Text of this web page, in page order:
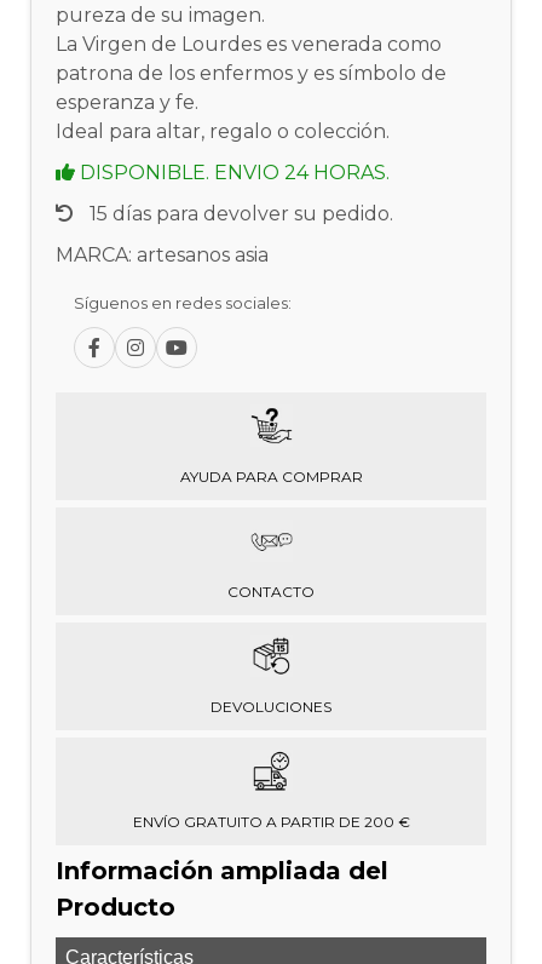
pureza de su imagen.
La Virgen de Lourdes es venerada como
patrona de los enfermos y es símbolo de
esperanza y fe.
Ideal para altar, regalo o colección.
DISPONIBLE. ENVIO 24 HORAS.
15 días para devolver su pedido.
MARCA: artesanos asia
Síguenos en redes sociales:
AYUDA PARA COMPRAR
CONTACTO
DEVOLUCIONES
ENVÍO GRATUITO A PARTIR DE 200 €
Información ampliada del
Producto
Características